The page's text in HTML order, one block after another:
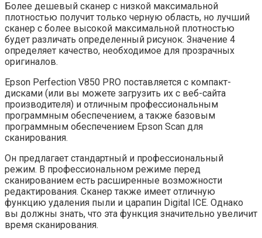
Более дешевый сканер с низкой максимальной
плотностью получит только черную область, но лучший
сканер с более высокой максимальной плотностью
будет различать определенный рисунок. Значение 4
определяет качество, необходимое для прозрачных
оригиналов.
Epson Perfection V850 PRO поставляется с компакт-
дисками (или вы можете загрузить их с веб-сайта
производителя) и отличным профессиональным
программным обеспечением, а также базовым
программным обеспечением Epson Scan для
сканирования.
Он предлагает стандартный и профессиональный
режим. В профессиональном режиме перед
сканированием есть расширенные возможности
редактирования. Сканер также имеет отличную
функцию удаления пыли и царапин Digital ICE. Однако
вы должны знать, что эта функция значительно увеличит
время сканирования.